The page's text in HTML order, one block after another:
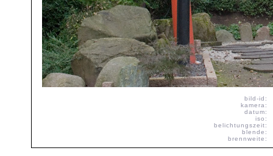
bild-id:
kamera:
datum:
iso:
belichtungszeit:
blende:
brennweite: